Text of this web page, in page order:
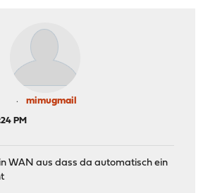
mimugmail
PM
WAN aus dass da automatisch ein